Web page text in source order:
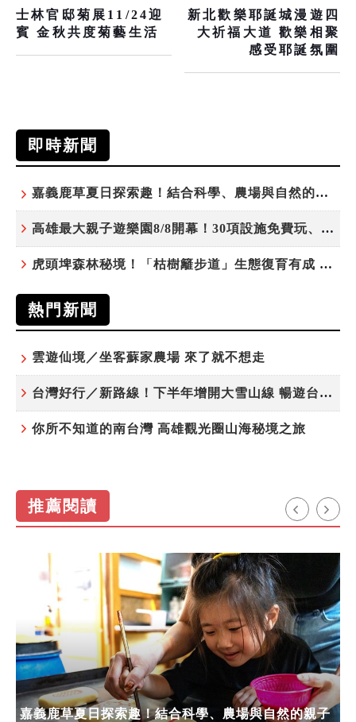
士林官邸菊展11/24迎
賓 金秋共度菊藝生活
新北歡樂耶誕城漫遊四
大祈福大道 歡樂相聚
感受耶誕氛圍
即時新聞
嘉義鹿草夏日探索趣！結合科學、農場與自然的親子小旅行
高雄最大親子遊樂園8/8開幕！30項設施免費玩、YOYO家族嗨翻暑假
虎頭埤森林秘境！「枯樹籬步道」生態復育有成 走進大自然生命教室
熱門新聞
雲遊仙境／坐客蘇家農場 來了就不想走
台灣好行／新路線！下半年增開大雪山線 暢遊台中更便利
你所不知道的南台灣 高雄觀光圈山海秘境之旅
推薦閱讀
嘉義鹿草夏日探索趣！結合科學、農場與自然的親子